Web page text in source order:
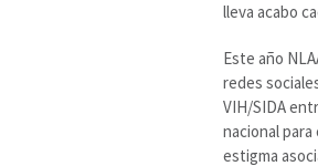
lleva acabo
Este año
redes
VIH/SIDA
nacional
estigma